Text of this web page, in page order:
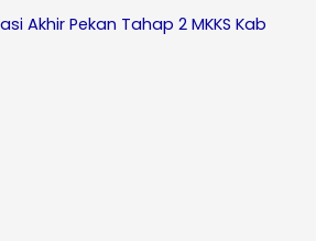
Akhir Pekan Tahap 2 MKKS Kab